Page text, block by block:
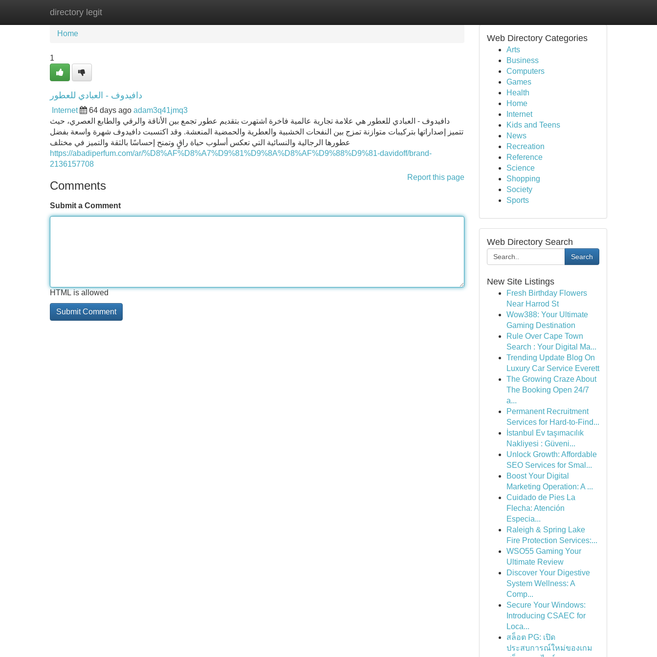
directory legit
Home New Site Listings
Home
1
دافيدوف - العبادي للعطور
Internet 64 days ago adam3q41jmq3
دافيدوف - العبادي للعطور هي علامة تجارية عالمية فاخرة اشتهرت بتقديم عطور تجمع بين الأناقة والرقي والطابع العصري، حيث
تتميز إصداراتها بتركيبات متوازنة تمزج بين النفحات الخشبية والعطرية والحمضية المنعشة. وقد اكتسبت دافيدوف شهرة واسعة بفضل
عطورها الرجالية والنسائية التي تعكس أسلوب حياة راقٍ وتمنح إحساسًا بالثقة والتميز في مختلف
https://abadiperfum.com/ar/%D8%AF%D8%A7%D9%81%D9%8A%D8%AF%D9%88%D9%81-davidoff/brand-
2136157708
Report this page
Comments
Submit a Comment
HTML is allowed
Web Directory Categories
Arts
Business
Computers
Games
Health
Home
Internet
Kids and Teens
News
Recreation
Reference
Science
Shopping
Society
Sports
Web Directory Search
Search
New Site Listings
Fresh Birthday Flowers
Near Harrod St
Wow388: Your Ultimate
Gaming Destination
Rule Over Cape Town
Search : Your Digital Ma...
Trending Update Blog On
Luxury Car Service Everett
The Growing Craze About
The Booking Open 24/7
a...
Permanent Recruitment
Services for Hard-to-Find...
İstanbul Ev taşımacılık
Nakliyesi : Güveni...
Unlock Growth: Affordable
SEO Services for Smal...
Boost Your Digital
Marketing Operation: A ...
Cuidado de Pies La
Flecha: Atención
Especia...
Raleigh & Spring Lake
Fire Protection Services:...
WSO55 Gaming Your
Ultimate Review
Discover Your Digestive
System Wellness: A
Comp...
Secure Your Windows:
Introducing CSAEC for
Loca...
สล็อต PG: เปิด
ประสบการณ์ใหม่ของเกม